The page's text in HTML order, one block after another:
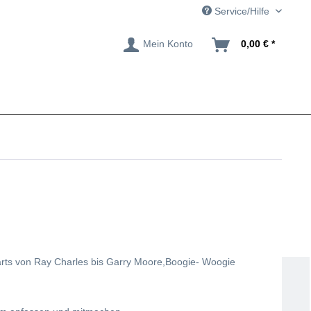
Service/Hilfe
Mein Konto 0,00 € *
von Ray Charles bis Garry Moore,Boogie- Woogie